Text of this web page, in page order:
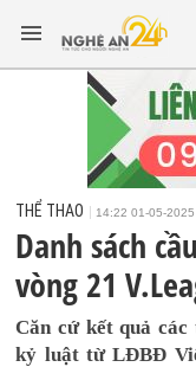
THỂ THAO 14:22 01-05-2025
Danh sách
vòng 21
Căn cứ kết quả
kỷ luật từ LĐBĐ